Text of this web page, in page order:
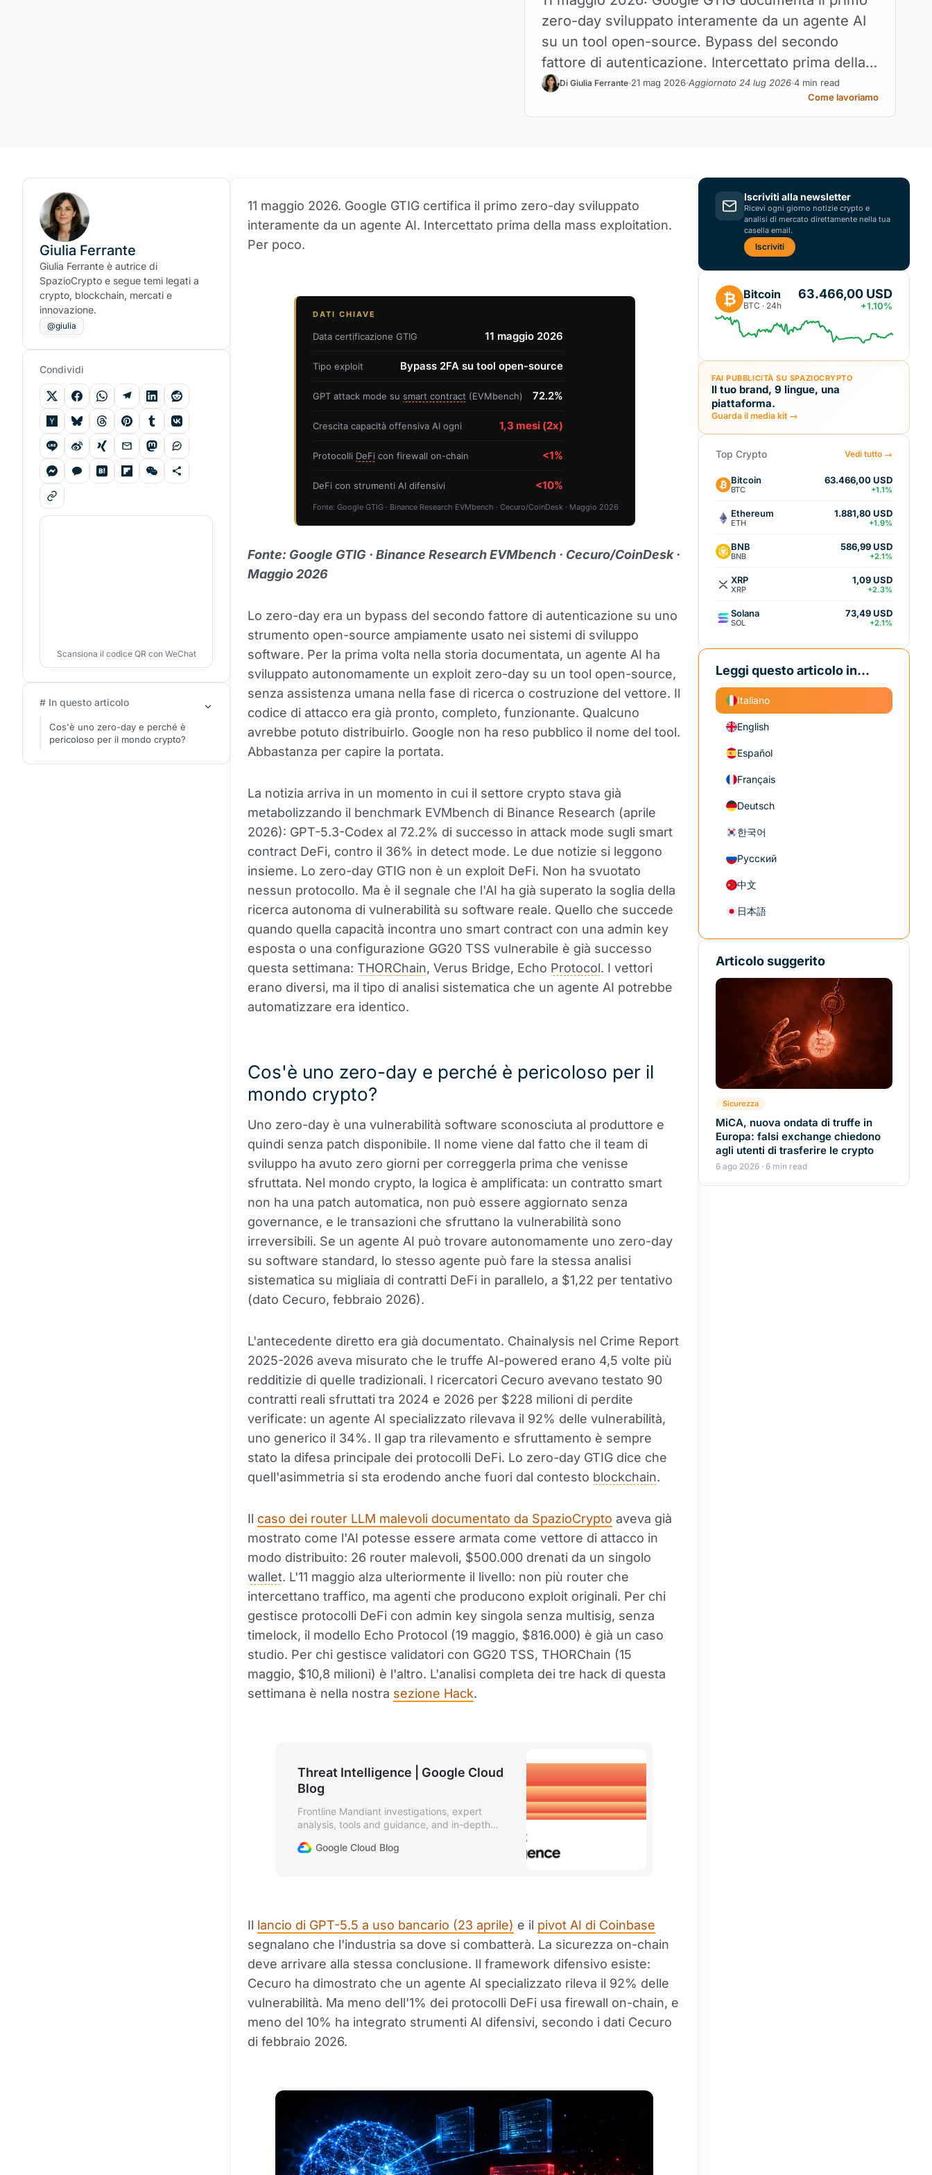
zero-day sviluppato interamente da un agente AI
su un tool open-source. Bypass del secondo
fattore di autenticazione. Intercettato prima della
distribuzione. Il confine tra sicurezza AI offensiva
Di Giulia Ferrante 21 mag 2026 Aggiornato 24 lug 2026 4 min read
Come lavoriamo
11 maggio 2026. Google GTIG certifica il primo zero-day sviluppato
interamente da un agente AI. Intercettato prima della mass exploitation.
Per poco.
DATI CHIAVE
Data certificazione GTIG 11 maggio 2026
Tipo exploit Bypass 2FA su tool open-source
GPT attack mode su smart contract (EVMbench) 72.2%
Crescita capacità offensiva AI ogni 1,3 mesi (2x)
Protocolli DeFi con firewall on-chain <1%
DeFi con strumenti AI difensivi <10%
Fonte: Google GTIG · Binance Research EVMbench · Cecuro/CoinDesk · Maggio 2026
Fonte: Google GTIG · Binance Research EVMbench · Cecuro/CoinDesk ·
Maggio 2026
Lo zero-day era un bypass del secondo fattore di autenticazione su uno
strumento open-source ampiamente usato nei sistemi di sviluppo
software. Per la prima volta nella storia documentata, un agente AI ha
sviluppato autonomamente un exploit zero-day su un tool open-source,
senza assistenza umana nella fase di ricerca o costruzione del vettore. Il
codice di attacco era già pronto, completo, funzionante. Qualcuno
avrebbe potuto distribuirlo. Google non ha reso pubblico il nome del tool.
Abbastanza per capire la portata.
La notizia arriva in un momento in cui il settore crypto stava già
metabolizzando il benchmark EVMbench di Binance Research (aprile
2026): GPT-5.3-Codex al 72.2% di successo in attack mode sugli smart
contract DeFi, contro il 36% in detect mode. Le due notizie si leggono
insieme. Lo zero-day GTIG non è un exploit DeFi. Non ha svuotato
nessun protocollo. Ma è il segnale che l'AI ha già superato la soglia della
ricerca autonoma di vulnerabilità su software reale. Quello che succede
quando quella capacità incontra uno smart contract con una admin key
esposta o una configurazione GG20 TSS vulnerabile è già successo
questa settimana: THORChain, Verus Bridge, Echo Protocol. I vettori
erano diversi, ma il tipo di analisi sistematica che un agente AI potrebbe
automatizzare era identico.
Cos'è uno zero-day e perché è pericoloso per il
mondo crypto?
Uno zero-day è una vulnerabilità software sconosciuta al produttore e
quindi senza patch disponibile. Il nome viene dal fatto che il team di
sviluppo ha avuto zero giorni per correggerla prima che venisse
sfruttata. Nel mondo crypto, la logica è amplificata: un contratto smart
non ha una patch automatica, non può essere aggiornato senza
governance, e le transazioni che sfruttano la vulnerabilità sono
irreversibili. Se un agente AI può trovare autonomamente uno zero-day
su software standard, lo stesso agente può fare la stessa analisi
sistematica su migliaia di contratti DeFi in parallelo, a $1,22 per tentativo
(dato Cecuro, febbraio 2026).
L'antecedente diretto era già documentato. Chainalysis nel Crime Report
2025-2026 aveva misurato che le truffe AI-powered erano 4,5 volte più
redditizie di quelle tradizionali. I ricercatori Cecuro avevano testato 90
contratti reali sfruttati tra 2024 e 2026 per $228 milioni di perdite
verificate: un agente AI specializzato rilevava il 92% delle vulnerabilità,
uno generico il 34%. Il gap tra rilevamento e sfruttamento è sempre
stato la difesa principale dei protocolli DeFi. Lo zero-day GTIG dice che
quell'asimmetria si sta erodendo anche fuori dal contesto blockchain.
Il caso dei router LLM malevoli documentato da SpazioCrypto aveva già
mostrato come l'AI potesse essere armata come vettore di attacco in
modo distribuito: 26 router malevoli, $500.000 drenati da un singolo
wallet. L'11 maggio alza ulteriormente il livello: non più router che
intercettano traffico, ma agenti che producono exploit originali. Per chi
gestisce protocolli DeFi con admin key singola senza multisig, senza
timelock, il modello Echo Protocol (19 maggio, $816.000) è già un caso
studio. Per chi gestisce validatori con GG20 TSS, THORChain (15
maggio, $10,8 milioni) è l'altro. L'analisi completa dei tre hack di questa
settimana è nella nostra sezione Hack.
Threat Intelligence | Google Cloud
Blog
Frontline Mandiant investigations, expert
analysis, tools and guidance, and in-depth
Google Cloud Blog
Il lancio di GPT-5.5 a uso bancario (23 aprile) e il pivot AI di Coinbase
segnalano che l'industria sa dove si combatterà. La sicurezza on-chain
deve arrivare alla stessa conclusione. Il framework difensivo esiste:
Cecuro ha dimostrato che un agente AI specializzato rileva il 92% delle
vulnerabilità. Ma meno dell'1% dei protocolli DeFi usa firewall on-chain, e
meno del 10% ha integrato strumenti AI difensivi, secondo i dati Cecuro
di febbraio 2026.
Giulia Ferrante
Giulia Ferrante è autrice di
SpazioCrypto e segue temi legati a
crypto, blockchain, mercati e
innovazione.
@giulia
Condividi
Scansiona il codice QR con WeChat
# In questo articolo
Cos'è uno zero-day e perché è
pericoloso per il mondo crypto?
Iscriviti alla newsletter
Ricevi ogni giorno notizie crypto e
analisi di mercato direttamente nella tua
casella email.
Iscriviti
₿ Bitcoin
BTC · 24h
63.466,00 USD
+1.10%
FAI PUBBLICITÀ SU SPAZIOCRYPTO
Il tuo brand, 9 lingue, una
piattaforma.
Guarda il media kit →
Top Crypto Vedi tutto →
Bitcoin
BTC
63.466,00 USD
+1.1%
Ethereum
ETH
1.881,80 USD
+1.9%
BNB
BNB
586,99 USD
+2.1%
XRP
XRP
1,09 USD
+2.3%
Solana
SOL
73,49 USD
+2.1%
Leggi questo articolo in...
Italiano
English
Español
Français
Deutsch
한국어
Русский
中文
日本語
Articolo suggerito
Sicurezza
MiCA, nuova ondata di truffe in
Europa: falsi exchange chiedono
agli utenti di trasferire le crypto
6 ago 2026 · 6 min read